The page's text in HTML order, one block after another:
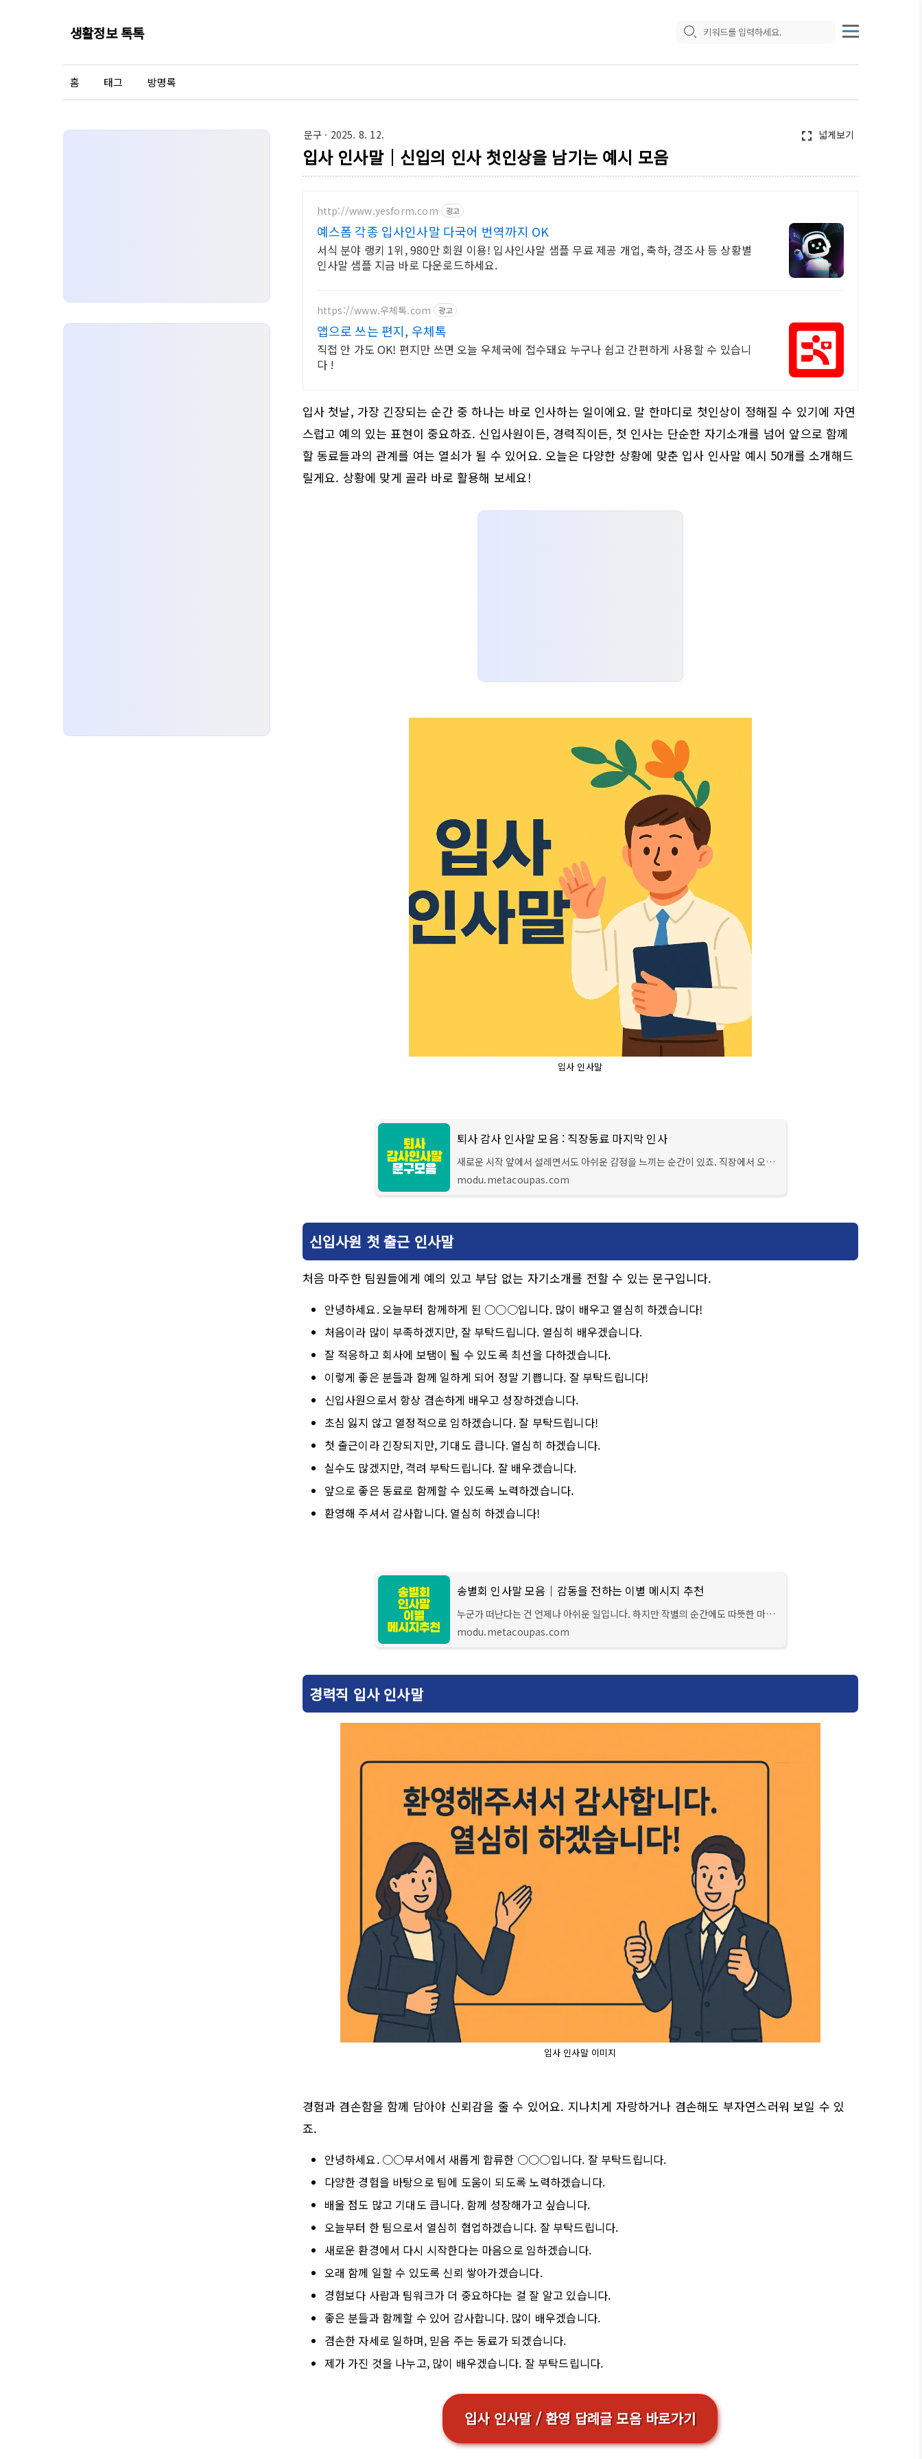
생활정보 톡톡
홈 태그 방명록
문구· 2025. 8. 12. fullscreen 넓게보기
입사 인사말｜신입의 인사 첫인상을 남기는 예시 모음
http://www.yesform.com 광고
예스폼 각종 입사인사말 다국어 번역까지 OK
서식 분야 랭키 1위, 980만 회원 이용! 입사인사말 샘플 무료 제공 개업, 축하, 경조사 등 상황별
인사말 샘플 지금 바로 다운로드하세요.
https://www.우체톡.com 광고
앱으로 쓰는 편지, 우체톡
직접 안 가도 OK! 편지만 쓰면 오늘 우체국에 접수돼요 누구나 쉽고 간편하게 사용할 수 있습니
다 !
입사 첫날, 가장 긴장되는 순간 중 하나는 바로 인사하는 일이에요. 말 한마디로 첫인상이 정해질 수 있기에 자연
스럽고 예의 있는 표현이 중요하죠. 신입사원이든, 경력직이든, 첫 인사는 단순한 자기소개를 넘어 앞으로 함께
할 동료들과의 관계를 여는 열쇠가 될 수 있어요. 오늘은 다양한 상황에 맞춘 입사 인사말 예시 50개를 소개해드
릴게요. 상황에 맞게 골라 바로 활용해 보세요!
입사 인사말
퇴사 감사 인사말 모음 : 직장동료 마지막 인사
새로운 시작 앞에서 설레면서도 아쉬운 감정을 느끼는 순간이 있죠. 직장에서 오랜
시간 함께했던 동료들에게 마지막 인사를 건네는 일도 그중 하나일 거예요. 오늘은
퇴사할 때 사용할 수 있는
modu.metacoupas.com
신입사원 첫 출근 인사말
처음 마주한 팀원들에게 예의 있고 부담 없는 자기소개를 전할 수 있는 문구입니다.
안녕하세요. 오늘부터 함께하게 된 ○○○입니다. 많이 배우고 열심히 하겠습니다!
처음이라 많이 부족하겠지만, 잘 부탁드립니다. 열심히 배우겠습니다.
잘 적응하고 회사에 보탬이 될 수 있도록 최선을 다하겠습니다.
이렇게 좋은 분들과 함께 일하게 되어 정말 기쁩니다. 잘 부탁드립니다!
신입사원으로서 항상 겸손하게 배우고 성장하겠습니다.
초심 잃지 않고 열정적으로 임하겠습니다. 잘 부탁드립니다!
첫 출근이라 긴장되지만, 기대도 큽니다. 열심히 하겠습니다.
실수도 많겠지만, 격려 부탁드립니다. 잘 배우겠습니다.
앞으로 좋은 동료로 함께할 수 있도록 노력하겠습니다.
환영해 주셔서 감사합니다. 열심히 하겠습니다!
송별회 인사말 모음｜감동을 전하는 이별 메시지 추천
누군가 떠난다는 건 언제나 아쉬운 일입니다. 하지만 작별의 순간에도 따뜻한 마음
을 전할 수 있는 말 한마디가 있다면, 그 이별은 오래도록 기억에 남겠죠. 막상 송별
회 자리에서 인사를 전하
modu.metacoupas.com
경력직 입사 인사말
입사 인사말 이미지
경험과 겸손함을 함께 담아야 신뢰감을 줄 수 있어요. 지나치게 자랑하거나 겸손해도 부자연스러워 보일 수 있
죠.
안녕하세요. ○○부서에서 새롭게 합류한 ○○○입니다. 잘 부탁드립니다.
다양한 경험을 바탕으로 팀에 도움이 되도록 노력하겠습니다.
배울 점도 많고 기대도 큽니다. 함께 성장해가고 싶습니다.
오늘부터 한 팀으로서 열심히 협업하겠습니다. 잘 부탁드립니다.
새로운 환경에서 다시 시작한다는 마음으로 임하겠습니다.
오래 함께 일할 수 있도록 신뢰 쌓아가겠습니다.
경험보다 사람과 팀워크가 더 중요하다는 걸 잘 알고 있습니다.
좋은 분들과 함께할 수 있어 감사합니다. 많이 배우겠습니다.
겸손한 자세로 일하며, 믿음 주는 동료가 되겠습니다.
제가 가진 것을 나누고, 많이 배우겠습니다. 잘 부탁드립니다.
입사 인사말 / 환영 답례글 모음 바로가기